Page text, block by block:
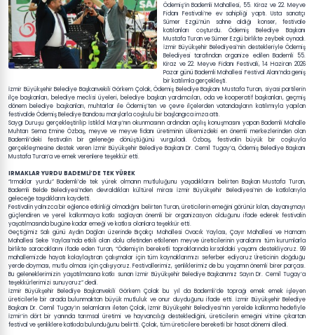
Ödemiş’in Bademli Mahallesi, 55. Kiraz ve 22. Meyve
Fidanı Festivali’ne ev sahipliği yaptı. Usta sanatçı
Sümer Ezgü’nün sahne aldığı konser, festivale
katılanları coşturdu. Ödemiş Belediye Başkanı
Mustafa Turan ve Sümer Ezgü birlikte zeybek oynadı.
İzmir Büyükşehir Belediyesi’nin destekleriyle Ödemiş
Belediyesi tarafından organize edilen Bademli 55.
Kiraz ve 22. Meyve Fidanı Festivali, 14 Haziran 2026
Pazar günü Bademli Mahallesi Festival Alanı’nda geniş
bir katılımla gerçekleşti.
İzmir Büyükşehir Belediye Başkanvekili Görkem Çolak, Ödemiş Belediye Başkanı Mustafa Turan, siyasi partilerin
ilçe başkanları, belediye meclisi üyeleri, belediye başkan yardımcıları, oda ve kooperatif başkanları, geçmiş
dönem belediye başkanları, muhtarlar ile Ödemiş’ten ve çevre ilçelerden vatandaşların katılımıyla yapılan
festivalde Ödemiş Belediye Bandosu marşlarla coşkulu bir başlangıca imza attı.
Saygı Duruşu gerçekleştirilip İstiklal Marşı’nın okunmasının ardından açılış konuşmasını yapan Bademli Mahalle
Muhtarı Sema Emine Özbaş, meyve ve meyve fidanı üretiminin ülkemizdeki en önemli merkezlerinden olan
Bademli’deki festivalin bir geleneğe dönüştüğünü vurguladı. Özbaş, festivalin büyük bir coşkuyla
gerçekleşmesine destek veren İzmir Büyükşehir Belediye Başkanı Dr. Cemil Tugay’a, Ödemiş Belediye Başkanı
Mustafa Turan’a ve emek verenlere teşekkür etti.
IRMAKLAR YURDU BADEMLİ’DE TEK YÜREK
“Irmaklar yurdu” Bademli’de tek yürek olmanın mutluluğunu yaşadıklarını belirten Başkan Mustafa Turan,
Bademli Belde Belediyesi’nden devraldıkları kültürel mirası İzmir Büyükşehir Belediyesi’nin de katkılarıyla
geleceğe taşıdıklarını kaydetti.
Festivalin yalnızca bir eğlence etkinliği olmadığını belirten Turan, üreticilerin emeğini görünür kılan, dayanışmayı
güçlendiren ve yerel kalkınmaya katkı sağlayan önemli bir organizasyon olduğunu ifade ederek festivalin
yaşatılmasında bugüne kadar emeği ve katkısı olanlara teşekkür etti.
Geçtiğimiz Salı günü Aydın Dağları üzerinde Bıçakçı Mahallesi Ovacık Yaylası, Çayır Mahallesi ve Hamam
Mahallesi Seke Yaylası’nda etkili olan dolu afetinden etkilenen meyve üreticilerinin yaralarını tüm kurumlarla
birlikte saracaklarını ifade eden Turan, “Ödemiş’in bereketli topraklarında kırsaldaki yaşamı destekliyoruz. 99
mahallemizde hayatı kolaylaştıran çalışmalar için tüm kaynaklarımızı seferber ediyoruz Üreticinin doğduğu
yerde doyması, mutlu olması için çalışıyoruz. Festivallerimiz, şenliklerimiz de bu yaşamın önemli birer parçası.
Bu geleneklerimizin yaşatılmasına katkı sunan İzmir Büyükşehir Belediye Başkanımız Sayın Dr. Cemil Tugay’a
teşekkürlerimizi sunuyoruz” dedi.
İzmir Büyükşehir Belediye Başkanvekili Görkem Çolak bu yıl da Bademli’de toprağı emek emek işleyen
üreticilerle bir arada bulunmaktan büyük mutluluk ve onur duyduğunu ifade etti. İzmir Büyükşehir Belediye
Başkanı Dr. Cemil Tugay’ın selamlarını ileten Çolak, İzmir Büyükşehir Belediyesi’nin yerelde kalkınma hedefiyle
İzmir’in dört bir yanında tarımsal üretimi ve hayvancılığı desteklediğini, üreticilerin emeğini vitrine çıkartan
festival ve şenliklere katkıda bulunduğunu belirtti. Çolak, tüm üreticilere bereketli bir hasat dönemi diledi.